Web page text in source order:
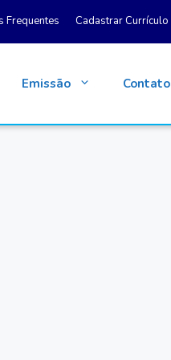
Frequentes Cadastrar Currículo
Emissão Contato